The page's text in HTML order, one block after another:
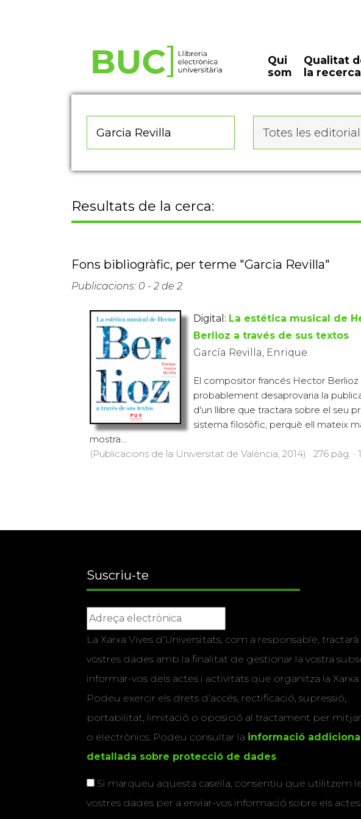
Qui
som
Qualitat
la recerca
Totes les
Resultats de la cerca:
Fons bibliogràfic, per terme "Garcia Revilla"
Publicacions: 0 - 2 de 2
Digital: La estética musical de
Berlioz a través de sus textos
García Revilla, Enrique
El compositor francés Hector Berlioz
probablement desaprovaria la
d'un llibre que tractara sobre el seu
sistema filosòfic, perquè ell mateix
mostra...
(Publicacions de la Universitat de València, 2014) · 276 pàg. ·
Suscriu-te
La Xarxa Vives d’Universitats, com a responsable, tractarà
vostres dades amb la finalitat de gestionar la vostra
informar-vos dels actes i activitats que organitza la Xarxa
Podeu exercir els drets d’accés, rectificació, supressió,
portabilitat, limitació o oposició al tractament per
o electrònics. Podeu consultar la informació
detallada sobre protecció de dades.
Si marqueu aquesta casella, consentiu que utilitzem
vostres dades per a enviar-vos informació sobre els actes